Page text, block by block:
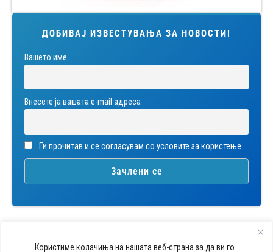
Користиме колачиња на нашата веб-страна за да ви го
ДОБИВАЈ ИЗВЕСТУВАЊА ЗА НОВОСТИ!
Вашето име
Внесете ја вашата е-mail адреса
Ги прочитав и се согласувам со условите за користење.